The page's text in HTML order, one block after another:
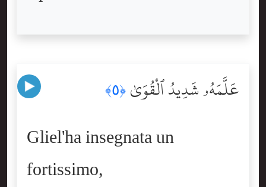
عَلَّمَهُۥ شَدِيدُ ٱلْقُوَىٰ ﴿٥﴾
Gliel'ha insegnata un
fortissimo,